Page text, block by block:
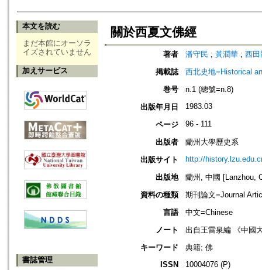
本文を読む
まだ本館にオーソラ
イズされていません
加えサービス
書誌管理
關於西夏文佛經
著者 潘守民 ; 黃潤華 ; 西田
掲載誌
西北史地=Historical
巻号
n.1 (總號=n.8)
出版年月日
1983.03
ページ 96 - 111
出版者
蘭州大學歷史系
出版サイト
http://
出版地
蘭州, 中國 [Lanzhou,
資料の種類
期刊論文=Journal
言語
中文=Chinese
ノート
出自王雷泉編 《中國
キーワード
典籍; 佛
ISSN
10004076 (P)